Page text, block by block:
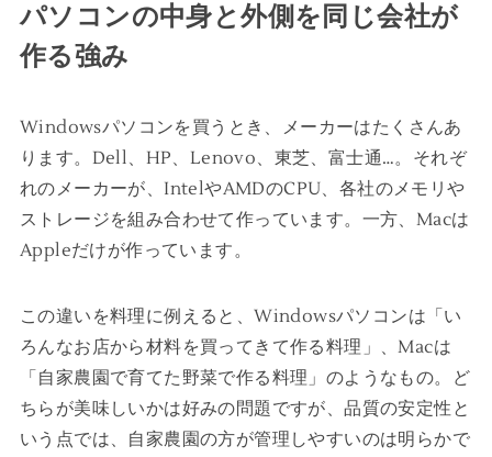
パソコンの中身と外側を同じ会社が
作る強み
Windowsパソコンを買うとき、メーカーはたくさんあ
ります。Dell、HP、Lenovo、東芝、富士通…。それぞ
れのメーカーが、IntelやAMDのCPU、各社のメモリや
ストレージを組み合わせて作っています。一方、Macは
Appleだけが作っています。
この違いを料理に例えると、Windowsパソコンは「い
ろんなお店から材料を買ってきて作る料理」、Macは
「自家農園で育てた野菜で作る料理」のようなもの。ど
ちらが美味しいかは好みの問題ですが、品質の安定性と
いう点では、自家農園の方が管理しやすいのは明らかで